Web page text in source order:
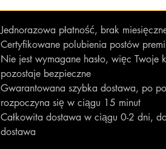
Jednorazowa płatność, brak
Certyfikowane polubienia postów
Nie jest wymagane hasło, więc Twoje
pozostaje bezpieczne
Gwarantowana szybka dostawa, po
rozpoczyna się w ciągu 15 minut
Całkowita dostawa w ciągu 0-2 dni,
dostawa